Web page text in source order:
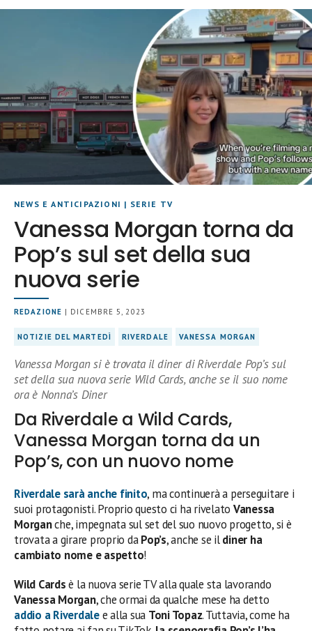
NEWS E ANTICIPAZIONI | SERIE TV
Vanessa Morgan torna da
Pop’s sul set della sua
nuova serie
REDAZIONE | DICEMBRE 5, 2023
NOTIZIE DEL MARTEDÌ RIVERDALE VANESSA MORGAN
Vanessa Morgan si è trovata il diner di Riverdale Pop’s sul
set della sua nuova serie Wild Cards, anche se il suo nome
ora è Nonna’s Diner
Da Riverdale a Wild Cards,
Vanessa Morgan torna da un
Pop’s, con un nuovo nome
Riverdale sarà anche finito, ma continuerà a perseguitare i
suoi protagonisti. Proprio questo ci ha rivelato Vanessa
Morganche, impegnata sul set del suo nuovo progetto, si è
trovata a girare proprio daPop’s, anche se ildiner ha
cambiato nome e aspetto!
Wild Cardsè la nuova serie TV alla quale sta lavorando
Vanessa Morgan, che ormai da qualche mese ha detto
addio aRiverdalee alla sua Toni Topaz. Tuttavia, come ha